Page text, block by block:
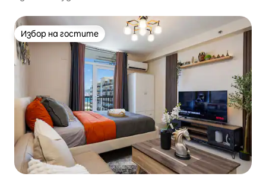
Избор на гостите
Избор на гостите